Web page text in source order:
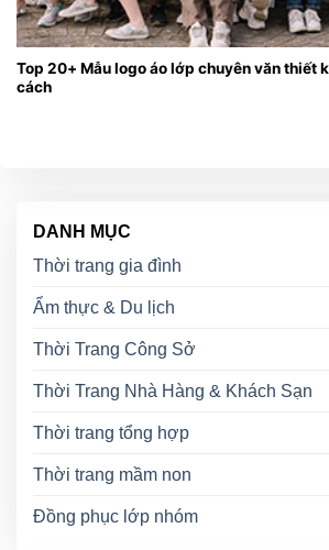
Top 20+ Mẫu logo áo lớp chuyên văn thiết
cách
DANH MỤC
Thời trang gia đình
Ẩm thực & Du lịch
Thời Trang Công Sở
Thời Trang Nhà Hàng & Khách Sạn
Thời trang tổng hợp
Thời trang mầm non
Đồng phục lớp nhóm